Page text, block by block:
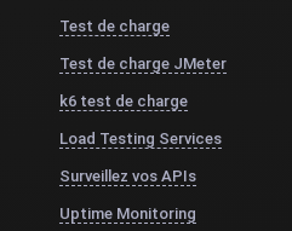
Test de charge
Test de charge JMeter
k6 test de charge
Load Testing Services
Surveillez vos APIs
Uptime Monitoring